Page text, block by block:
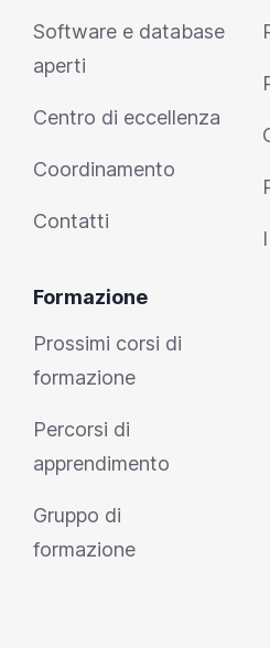
Software e database
aperti
Centro di eccellenza
Coordinamento
Contatti
Formazione
Prossimi corsi di
formazione
Percorsi di
apprendimento
Gruppo di
formazione